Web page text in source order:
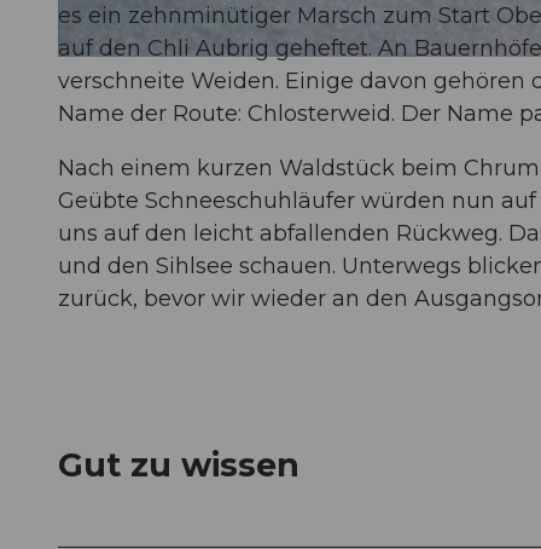
es ein zehnminütiger Marsch zum Start
auf den Chli Aubrig geheftet. An
verschneite Weiden. Einige davon
Name der Route: Chlosterweid. Der Name
Nach einem kurzen Waldstück beim
Geübte Schneeschuhläufer würden nun
uns auf den leicht abfallenden Rückweg.
und den Sihlsee schauen. Unterwegs
zurück, bevor wir wieder an den
Gut zu wissen